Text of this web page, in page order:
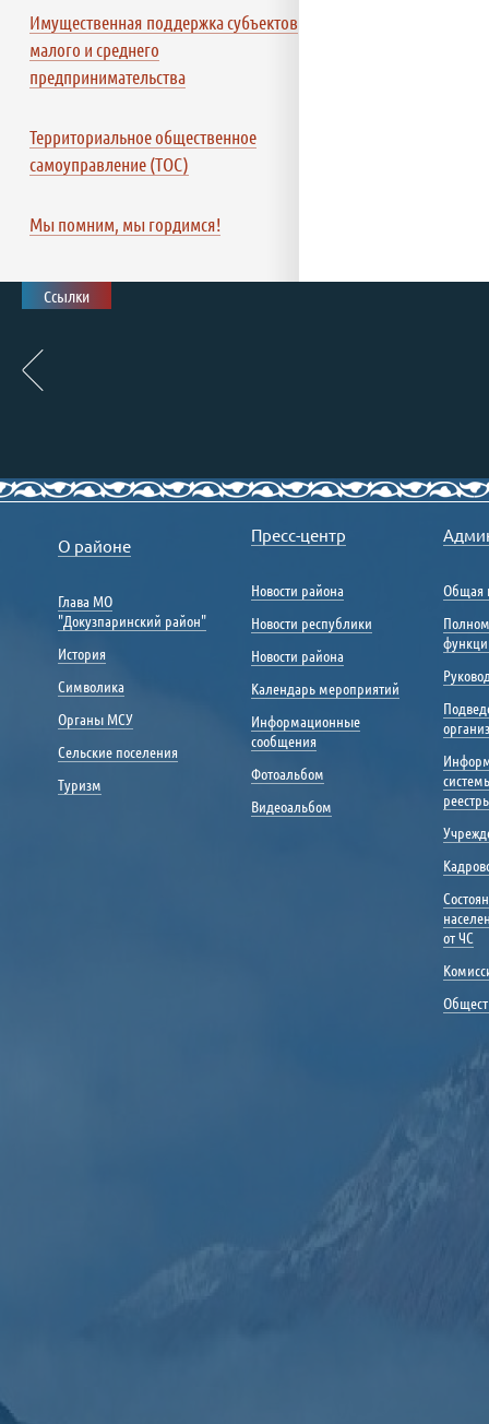
Имущественная поддержка субъектов
малого и среднего
предпринимательства
Территориальное общественное
самоуправление (ТОС)
Мы помним, мы гордимся!
Ссылки
О районе
Глава МО
"Докузпаринский район"
История
Символика
Органы МСУ
Сельские поселения
Туризм
Пресс-центр
Новости района
Новости республики
Новости района
Календарь мероприятий
Информационные
сообщения
Фотоальбом
Видеоальбом
Общая
от ЧС